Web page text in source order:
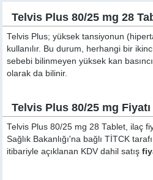
Telvis Plus 80/25 mg 28
Telvis Plus; yüksek tansiyonun
kullanılır. Bu durum, herhangi bir
sebebi bilinmeyen yüksek kan
olarak da bilinir.
Telvis Plus 80/25 mg Fiyatı
Telvis Plus 80/25 mg 28 Tablet, ilaç
Sağlık Bakanlığı'na bağlı TİTCK
itibariyle açıklanan KDV dahil satış